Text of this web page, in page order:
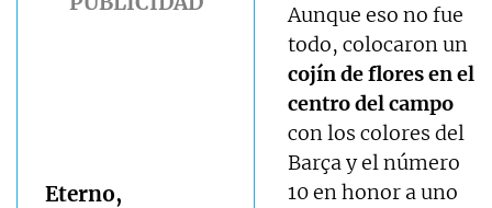
Eterno,
Aunque eso no fue
todo, colocaron un
cojín de flores en el
centro del campo
con los colores del
Barça y el número
10 en honor a uno